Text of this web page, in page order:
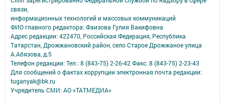
связи,
информационных технологий и массовых коммуникаций
ФИО главного редактора: Фаизова Гулия Вакифовна
Адрес редакции: 422470, Российская Федерация, Республика
Татарстан, Дрожжановский район, село Старое Дрожжаное улица
А.Абязова, д.5
Телефон редакции: Тел.: 8 (843-75) 2-26-42 Факс: 8 (843-75) 2-23-43
Для сообщений о фактах коррупции электронная почта редакции:
tuganyak@bk.ru
Учредитель СМИ: АО «ТАТМЕДИА»